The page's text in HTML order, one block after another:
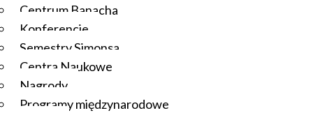
Centrum Banacha
Konferencje
Semestry Simonsa
Centra Naukowe
Nagrody
Programy międzynarodowe